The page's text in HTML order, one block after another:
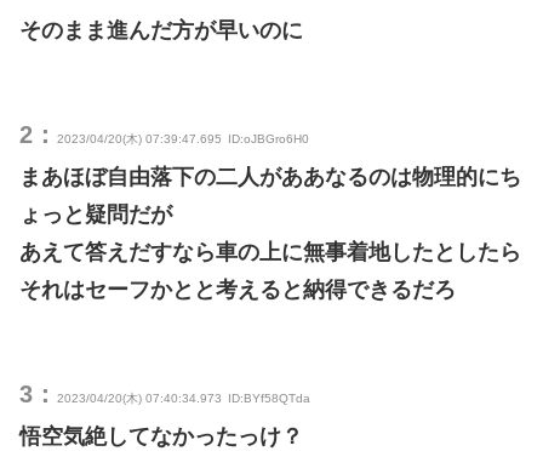
そのまま進んだ方が早いのに
2： 2023/04/20(木) 07:39:47.695 ID:oJBGro6H0
まあほぼ自由落下の二人がああなるのは物理的にち
ょっと疑問だが
あえて答えだすなら車の上に無事着地したとしたら
それはセーフかとと考えると納得できるだろ
3： 2023/04/20(木) 07:40:34.973 ID:BYf58QTda
悟空気絶してなかったっけ？